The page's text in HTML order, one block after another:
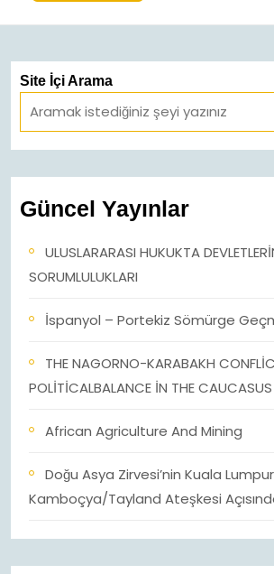
Site İçi Arama
Güncel Yayınlar
ULUSLARARASI HUKUKTA
SORUMLULUKLARI
İspanyol – Portekiz Sömürge
THE NAGORNO-KARABAKH
POLİTİCALBALANCE İN THE CAUCASUS
African Agriculture And Mining
Doğu Asya Zirvesi’nin Kuala
Kamboçya/Tayland Ateşkesi